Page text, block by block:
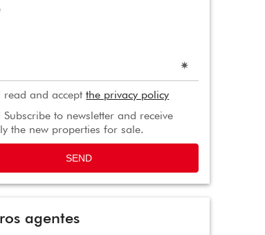
read and acceptthe privacy policy
Subscribe to newsletter and receive
the new properties for sale.
SEND
agentes